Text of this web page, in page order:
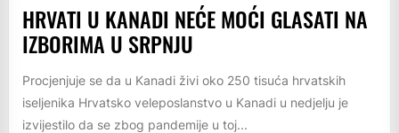
HRVATI U KANADI NEĆE MOĆI GLASATI NA
IZBORIMA U SRPNJU
Procjenjuje se da u Kanadi živi oko 250 tisuća hrvatskih
iseljenika Hrvatsko veleposlanstvo u Kanadi u nedjelju je
izvijestilo da se zbog pandemije u toj...